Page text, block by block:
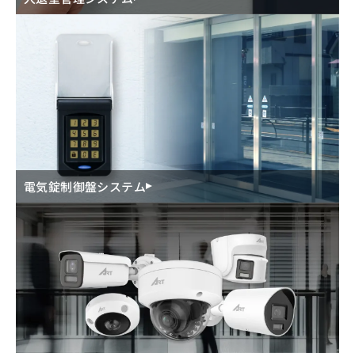
電気錠制御盤システム